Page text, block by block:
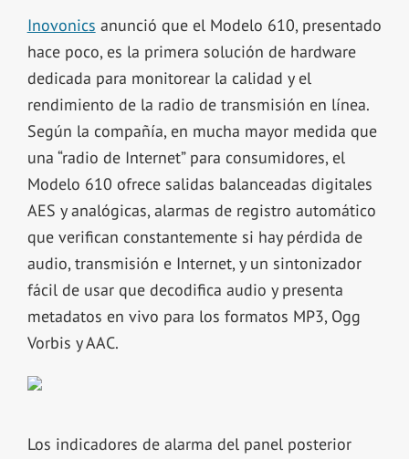
Inovonics anunció que el Modelo 610, presentado
hace poco, es la primera solución de hardware
dedicada para monitorear la calidad y el
rendimiento de la radio de transmisión en línea.
Según la compañía, en mucha mayor medida que
una “radio de Internet” para consumidores, el
Modelo 610 ofrece salidas balanceadas digitales
AES y analógicas, alarmas de registro automático
que verifican constantemente si hay pérdida de
audio, transmisión e Internet, y un sintonizador
fácil de usar que decodifica audio y presenta
metadatos en vivo para los formatos MP3, Ogg
Vorbis y AAC.
Los indicadores de alarma del panel posterior